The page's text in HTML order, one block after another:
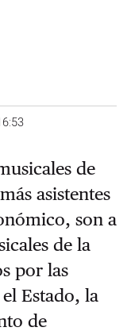
de
asistentes
son a
de la
por las
Estado, la
de